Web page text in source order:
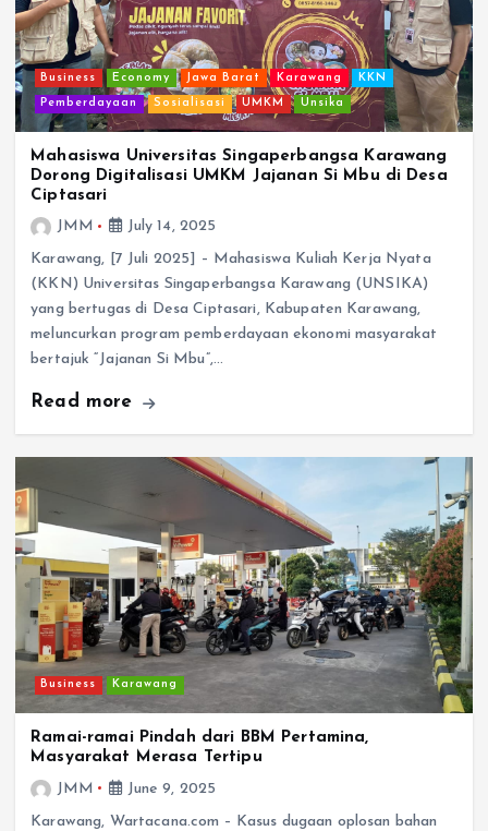
Business Economy Jawa Barat Karawang KKN
Pemberdayaan Sosialisasi UMKM Unsika
Mahasiswa Universitas Singaperbangsa Karawang
Dorong Digitalisasi UMKM Jajanan Si Mbu di Desa
Ciptasari
JMM
July 14, 2025
Karawang, [7 Juli 2025] – Mahasiswa Kuliah Kerja Nyata
(KKN) Universitas Singaperbangsa Karawang (UNSIKA)
yang bertugas di Desa Ciptasari, Kabupaten Karawang,
meluncurkan program pemberdayaan ekonomi masyarakat
bertajuk “Jajanan Si Mbu”,…
Read more
Business Karawang
Ramai-ramai Pindah dari BBM Pertamina,
Masyarakat Merasa Tertipu
JMM
June 9, 2025
Karawang, Wartacana.com – Kasus dugaan oplosan bahan